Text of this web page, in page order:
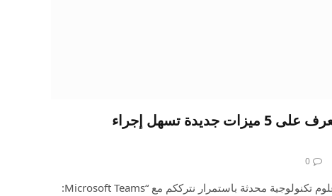
Microsoft Teams: تعرف على 5 ميزات جديدة تسهل إجراء
0
نقدم لكم عبر موقع “نص كم” علوم تكنولوجية محدثة باستمرار نترككم مع “Microsoft Teams: